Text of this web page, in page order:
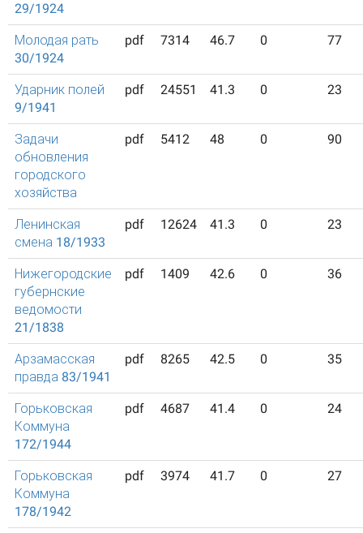
29/1924
Молодая рать
30/1924
pdf 7314 46.7 0 77
Ударник полей
9/1941
pdf 24551 41.3 0 23
Задачи
обновления
городского
хозяйства
pdf 5412 48 0 90
Ленинская
смена 18/1933
pdf 12624 41.3 0 23
Нижегородские
губернские
ведомости
21/1838
pdf 1409 42.6 0 36
Арзамасская
правда 83/1941
pdf 8265 42.5 0 35
Горьковская
Коммуна
172/1944
pdf 4687 41.4 0 24
Горьковская
Коммуна
178/1942
pdf 3974 41.7 0 27